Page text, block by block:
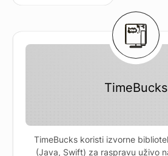
TimeBucks
TimeBucks koristi izvorne
(Java, Swift) za raspravu uživo